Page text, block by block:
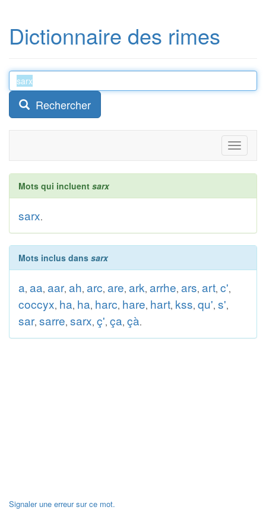
Dictionnaire des rimes
Rechercher
Toggle
Mots qui incluent sarx
sarx.
Mots inclus dans sarx
a, aa, aar, ah, arc, are, ark, arrhe, ars, art, c',
coccyx, ha, ha, harc, hare, hart, kss, qu', s',
sar, sarre, sarx, ç', ça, çà.
Signaler une erreur sur ce mot.